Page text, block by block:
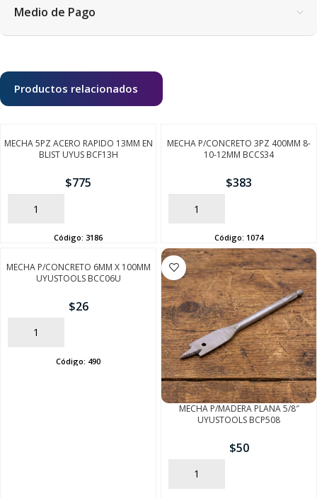
Medio de Pago
Productos relacionados
MECHA 5PZ ACERO RAPIDO 13MM EN
BLIST UYUS BCF13H
$775
AÑADIR
Código: 3186
MECHA P/CONCRETO 3PZ 400MM 8-
10-12MM BCCS34
$383
AÑADIR
Código: 1074
MECHA P/CONCRETO 6MM X 100MM
UYUSTOOLS BCC06U
$26
AÑADIR
Código: 490
MECHA P/MADERA PLANA 5/8″
UYUSTOOLS BCP508
$50
AÑADIR